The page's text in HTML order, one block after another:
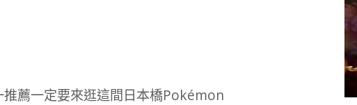
薦一定要來逛這間日本橋Pokémon